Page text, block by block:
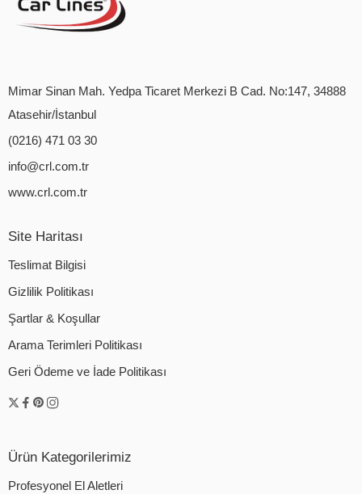
Mimar Sinan Mah. Yedpa Ticaret Merkezi B Cad. No:147, 34888
Atasehir/İstanbul
(0216) 471 03 30
info@crl.com.tr
www.crl.com.tr
Site Haritası
Teslimat Bilgisi
Gizlilik Politikası
Şartlar & Koşullar
Arama Terimleri Politikası
Geri Ödeme ve İade Politikası
Ürün Kategorilerimiz
Profesyonel El Aletleri